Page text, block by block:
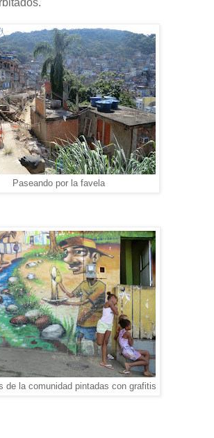
Paseando por la favela
de la comunidad pintadas con grafitis